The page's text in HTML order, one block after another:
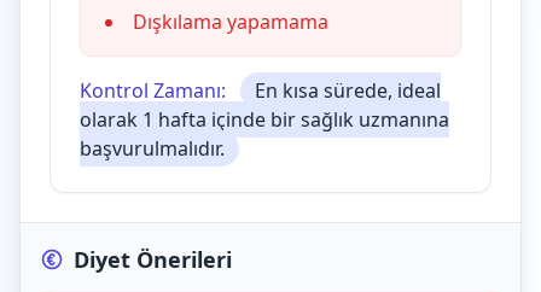
Dışkılama yapamama
Kontrol Zamanı:
En kısa sürede, ideal
olarak 1 hafta içinde bir sağlık uzmanına
başvurulmalıdır.
Diyet Önerileri